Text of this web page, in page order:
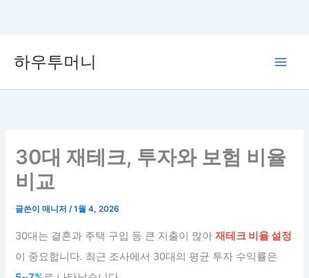
로
하우투머니
30대 재테크, 투자와 보험 비율
비교
글쓴이매니저/1월 4, 2026
30대는 결혼과 주택 구입 등 큰 지출이 많아재테크 비율 설정
이 중요합니다. 최근 조사에서 30대의 평균 투자 수익률은